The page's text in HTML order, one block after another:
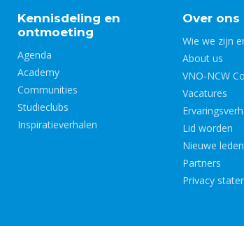
Kennisdeling en
ontmoeting
Agenda
Academy
Communities
Studieclubs
Inspiratieverhalen
Over ons
Wie we zijn
About us
VNO-NCW
Vacatures
Lid worden
Nieuwe leden
Partners
Privacy